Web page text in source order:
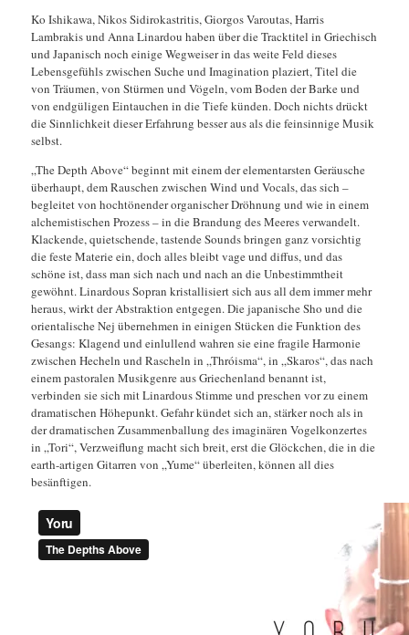
Ko Ishikawa, Nikos Sidirokastritis, Giorgos Varoutas, Harris
Lambrakis und Anna Linardou haben über die Tracktitel in Griechisch
und Japanisch noch einige Wegweiser in das weite Feld dieses
Lebensgefühls zwischen Suche und Imagination plaziert, Titel die
von Träumen, von Stürmen und Vögeln, vom Boden der Barke und
von endgüligen Eintauchen in die Tiefe künden. Doch nichts drückt
die Sinnlichkeit dieser Erfahrung besser aus als die feinsinnige Musik
selbst.
„The Depth Above“ beginnt mit einem der elementarsten Geräusche
überhaupt, dem Rauschen zwischen Wind und Vocals, das sich –
begleitet von hochtönender organischer Dröhnung und wie in einem
alchemistischen Prozess – in die Brandung des Meeres verwandelt.
Klackende, quietschende, tastende Sounds bringen ganz vorsichtig
die feste Materie ein, doch alles bleibt vage und diffus, und das
schöne ist, dass man sich nach und nach an die Unbestimmtheit
gewöhnt. Linardous Sopran kristallisiert sich aus all dem immer mehr
heraus, wirkt der Abstraktion entgegen. Die japanische Sho und die
orientalische Nej übernehmen in einigen Stücken die Funktion des
Gesangs: Klagend und einlullend wahren sie eine fragile Harmonie
zwischen Hecheln und Rascheln in „Thróisma“, in „Skaros“, das nach
einem pastoralen Musikgenre aus Griechenland benannt ist,
verbinden sie sich mit Linardous Stimme und preschen vor zu einem
dramatischen Höhepunkt. Gefahr kündet sich an, stärker noch als in
der dramatischen Zusammenballung des imaginären Vogelkonzertes
in „Tori“, Verzweiflung macht sich breit, erst die Glöckchen, die in die
earth-artigen Gitarren von „Yume“ überleiten, können all dies
besänftigen.